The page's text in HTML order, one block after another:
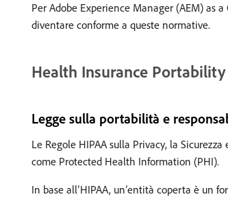
Per Adobe Experience Manager (AEM) as
diventare conforme a queste normative.
Health Insurance
Legge sulla portabilità e
Le Regole HIPAA sulla Privacy, la
come Protected Health Information (PHI).
In base all’HIPAA, un’entità coperta è un